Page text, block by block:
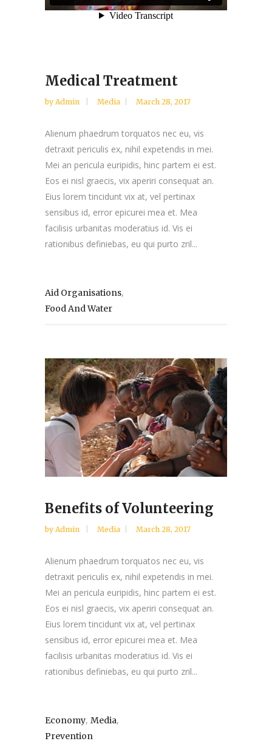
Medical Treatment
by Admin Media March 28, 2017
Alienum phaedrum torquatos nec eu, vis
detraxit periculis ex, nihil expetendis in mei.
Mei an pericula euripidis, hinc partem ei est.
Eos ei nisl graecis, vix aperiri consequat an.
Eius lorem tincidunt vix at, vel pertinax
sensibus id, error epicurei mea et. Mea
facilisis urbanitas moderatius id. Vis ei
rationibus definiebas, eu qui purto zril...
Aid Organisations,
Food And Water
Benefits of Volunteering
by Admin Media March 28, 2017
Alienum phaedrum torquatos nec eu, vis
detraxit periculis ex, nihil expetendis in mei.
Mei an pericula euripidis, hinc partem ei est.
Eos ei nisl graecis, vix aperiri consequat an.
Eius lorem tincidunt vix at, vel pertinax
sensibus id, error epicurei mea et. Mea
facilisis urbanitas moderatius id. Vis ei
rationibus definiebas, eu qui purto zril...
Economy, Media,
Prevention